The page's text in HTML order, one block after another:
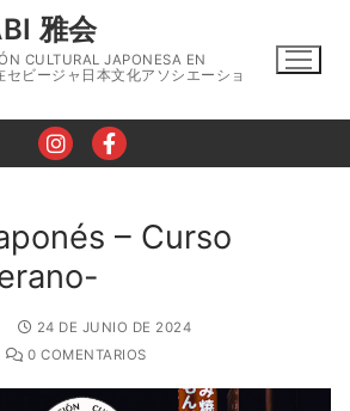
雅会
CULTURAL JAPONESA EN
セビージャ日本文化アソシエーショ
– Curso
24 DE JUNIO DE 2024
0 COMENTARIOS